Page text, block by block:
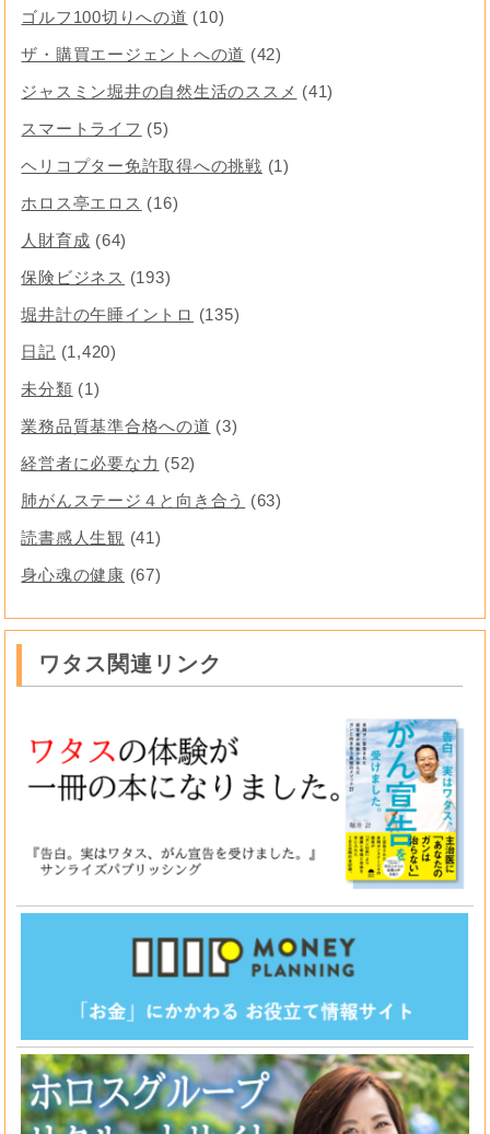
ゴルフ100切りへの道 (10)
ザ・購買エージェントへの道 (42)
ジャスミン堀井の自然生活のススメ (41)
スマートライフ (5)
ヘリコプター免許取得への挑戦 (1)
ホロス亭エロス (16)
人財育成 (64)
保険ビジネス (193)
堀井計の午睡イントロ (135)
日記 (1,420)
未分類 (1)
業務品質基準合格への道 (3)
経営者に必要な力 (52)
肺がんステージ４と向き合う
(63)
読書感人生観 (41)
身心魂の健康 (67)
ワタス関連リンク